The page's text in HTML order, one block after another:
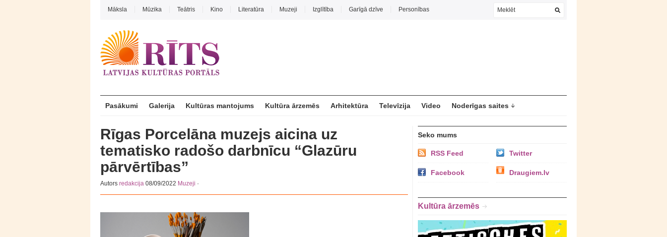
Māksla Mūzika Teātris Kino Literatūra Muzeji Izglītība Garīgā dzīve Personības
Pasākumi Galerija Kultūras mantojums Kultūra ārzemēs Arhitektūra Televīzija Video Noderīgas saites
Rīgas Porcelāna muzejs aicina uz
tematisko radošo darbnīcu “Glazūru
pārvērtības”
Autors redakcija 08/09/2022 Muzeji ·
Seko mums
RSS Feed Twitter
Facebook Draugiem.lv
Kultūra ārzemēs